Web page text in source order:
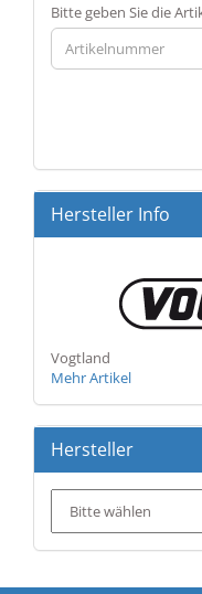
BITTE
GEBEN
SIE
DIE
EIN.
Bitte geben Sie die
Hersteller Info
Vogtland
Mehr Artikel
Hersteller